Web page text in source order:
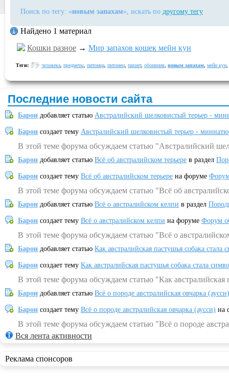
Поиск по тегу: «новым запахам», искать по другому тегу
Найдено 1 материал
Кошки разное → Мир запахов кошек мейн кун
Теги: человека предметы питомца питомец пахнет, обоняния новым запахам мейн кун
Последние новости сайта
Барон добавляет статью Австралийский шелковистый терьер -
Барон создает тему Австралийский шелковистый терьер -
В этой теме форума обсуждаем статью "Австралийский
Барон добавляет статью Всё об австралийском терьере в раздел
Барон создает тему Всё об австралийском терьере на форуме
В этой теме форума обсуждаем статью "Всё об
Барон добавляет статью Всё о австралийском келпи в раздел
Барон создает тему Всё о австралийском келпи на форуме Форум
В этой теме форума обсуждаем статью "Всё о
Барон добавляет статью Как австралийская пастушья собака
Барон создает тему Как австралийская пастушья собака стала
В этой теме форума обсуждаем статью "Как
Барон добавляет статью Всё о породе австралийская овчарка (аусси)
Барон создает тему Всё о породе австралийская овчарка (аусси) на
В этой теме форума обсуждаем статью "Всё о породе
Вся лента активности
Реклама спонсоров